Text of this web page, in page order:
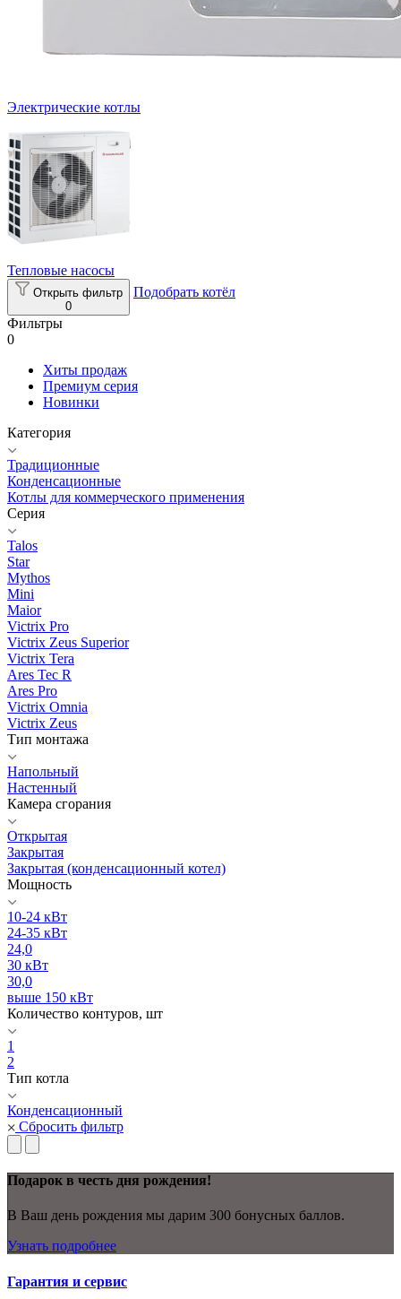
Электрические котлы
Тепловые насосы
Открыть фильтр
0
Подобрать котёл
Фильтры
0
Хиты продаж
Премиум серия
Новинки
Категория
Традиционные
Конденсационные
Котлы для коммерческого применения
Серия
Talos
Star
Mythos
Mini
Maior
Victrix Pro
Victrix Zeus Superior
Victrix Tera
Ares Tec R
Ares Pro
Victrix Omnia
Victrix Zeus
Тип монтажа
Напольный
Настенный
Камера сгорания
Открытая
Закрытая
Закрытая (конденсационный котел)
Мощность
10-24 кВт
24-35 кВт
24,0
30 кВт
30,0
выше 150 кВт
Количество контуров, шт
1
2
Тип котла
Конденсационный
Сбросить фильтр
Подарок в честь дня рождения!
В Ваш день рождения мы дарим 300 бонусных баллов.
Узнать подробнее
Гарантия и сервис